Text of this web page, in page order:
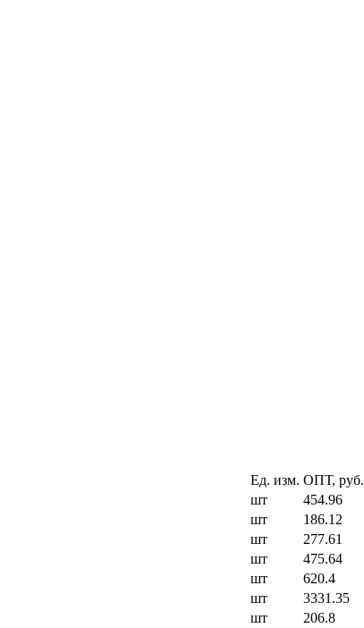
Ед. изм. ОПТ, руб.
шт 454.96
шт 186.12
шт 277.61
шт 475.64
шт 620.4
шт 3331.35
шт 206.8